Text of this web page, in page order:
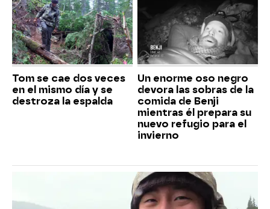
Tom se cae dos veces
en el mismo día y se
destroza la espalda
Un enorme oso negro
devora las sobras de la
comida de Benji
mientras él prepara su
nuevo refugio para el
invierno